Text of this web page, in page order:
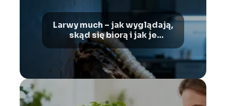
Larwy much – jak wyglądają,
skąd się biorą i jak je
zwalczać?